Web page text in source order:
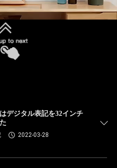
デジタル表記を32インチ
2022-03-28